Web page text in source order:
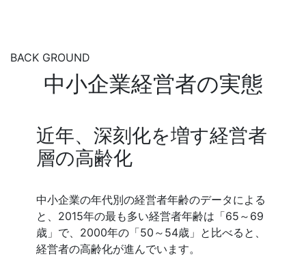
BACK GROUND
中小企業経営者の実態
近年、深刻化を増す経営者
層の高齢化
中小企業の年代別の経営者年齢のデータによる
と、2015年の最も多い経営者年齢は「65～69
歳」で、2000年の「50～54歳」と比べると、
経営者の高齢化が進んでいます。